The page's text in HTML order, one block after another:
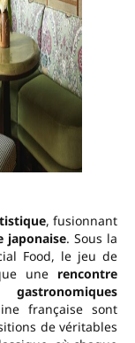
, fusionnant
japonaise. Sous la
Food, le jeu de
une rencontre
française sont
de véritables